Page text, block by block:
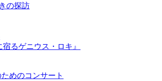
の探訪
るゲニウス・ロキ』
めのコンサート